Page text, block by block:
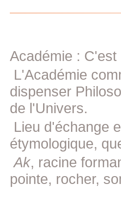
Académie :
L'Académie
dispenser
de l'Univers.
Lieu d'échange
étymologique,
Ak, racine
pointe, rocher,